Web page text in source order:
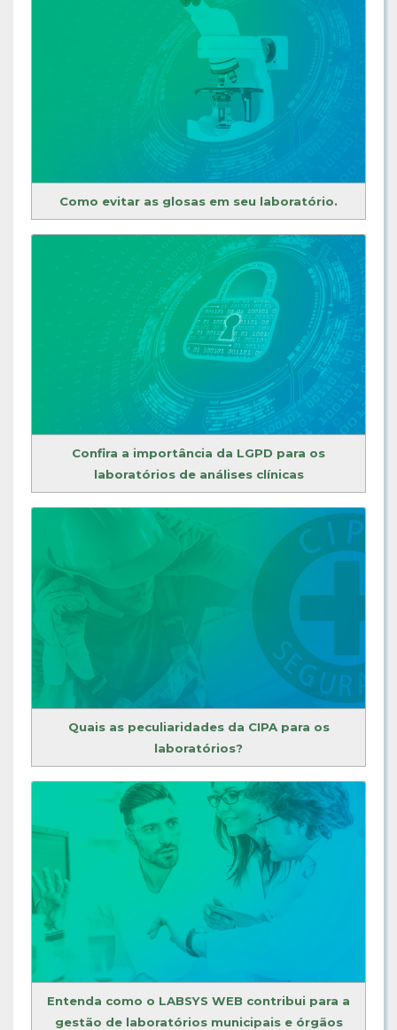
Como evitar as glosas em seu laboratório.
Confira a importância da LGPD para os
laboratórios de análises clínicas
Quais as peculiaridades da CIPA para os
laboratórios?
Entenda como o LABSYS WEB contribui para a
gestão de laboratórios municipais e órgãos